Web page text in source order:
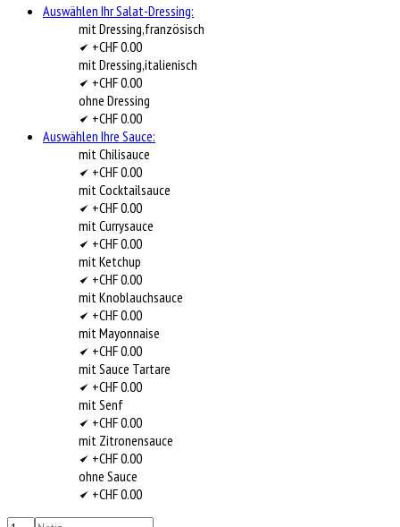
Auswählen Ihr Salat-Dressing:
mit Dressing,französisch
+CHF 0.00
mit Dressing,italienisch
+CHF 0.00
ohne Dressing
+CHF 0.00
Auswählen Ihre Sauce:
mit Chilisauce
+CHF 0.00
mit Cocktailsauce
+CHF 0.00
mit Currysauce
+CHF 0.00
mit Ketchup
+CHF 0.00
mit Knoblauchsauce
+CHF 0.00
mit Mayonnaise
+CHF 0.00
mit Sauce Tartare
+CHF 0.00
mit Senf
+CHF 0.00
mit Zitronensauce
+CHF 0.00
ohne Sauce
+CHF 0.00